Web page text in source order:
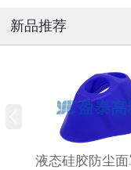
新品推荐